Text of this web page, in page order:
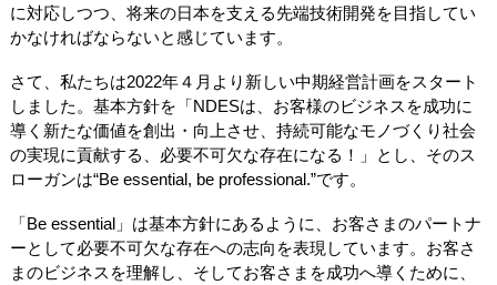
に対応しつつ、将来の日本を支える先端技術開発を目指してい
かなければならないと感じています。
さて、私たちは2022年４月より新しい中期経営計画をスタート
しました。基本方針を「NDESは、お客様のビジネスを成功に
導く新たな価値を創出・向上させ、持続可能なモノづくり社会
の実現に貢献する、必要不可欠な存在になる！」とし、そのス
ローガンは“Be essential, be professional.”です。
「Be essential」は基本方針にあるように、お客さまのパートナ
ーとして必要不可欠な存在への志向を表現しています。お客さ
まのビジネスを理解し、そしてお客さまを成功へ導くために、